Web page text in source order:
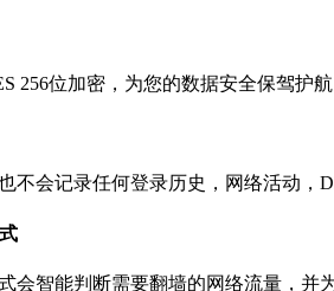
256位加密，为您的数据安全保驾护航
不会记录任何登录历史，网络活动，
会智能判断需要翻墙的网络流量，并